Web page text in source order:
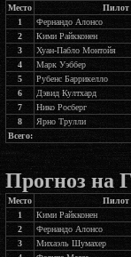
Место Пилот
1
Фернандо Алонсо
2
Кими Райкконен
3
Хуан-Пабло Монтойя
4
Марк Уэббер
5
Рубенс Баррикелло
6
Дэвид Култхард
7
Нико Росберг
8
Ярно Трулли
Всего:
Прогноз на
Место Пилот
1
Кими Райкконен
2
Фернандо Алонсо
3
Михаэль Шумахер